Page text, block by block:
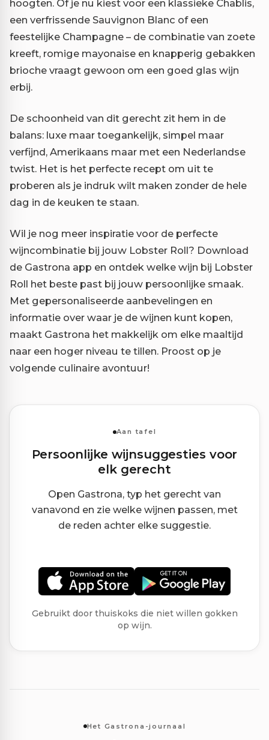
hoogten. Of je nu kiest voor een klassieke Chablis,
een verfrissende Sauvignon Blanc of een
feestelijke Champagne – de combinatie van zoete
kreeft, romige mayonaise en knapperig gebakken
brioche vraagt gewoon om een goed glas wijn
erbij.
De schoonheid van dit gerecht zit hem in de
balans: luxe maar toegankelijk, simpel maar
verfijnd, Amerikaans maar met een Nederlandse
twist. Het is het perfecte recept om uit te
proberen als je indruk wilt maken zonder de hele
dag in de keuken te staan.
Wil je nog meer inspiratie voor de perfecte
wijncombinatie bij jouw Lobster Roll? Download
de Gastrona app en ontdek welke wijn bij Lobster
Roll het beste past bij jouw persoonlijke smaak.
Met gepersonaliseerde aanbevelingen en
informatie over waar je de wijnen kunt kopen,
maakt Gastrona het makkelijk om elke maaltijd
naar een hoger niveau te tillen. Proost op je
volgende culinaire avontuur!
Aan tafel
Persoonlijke wijnsuggesties voor
elk gerecht
Open Gastrona, typ het gerecht van
vanavond en zie welke wijnen passen, met
de reden achter elke suggestie.
Gebruikt door thuiskoks die niet willen gokken
op wijn.
Het Gastrona-journaal